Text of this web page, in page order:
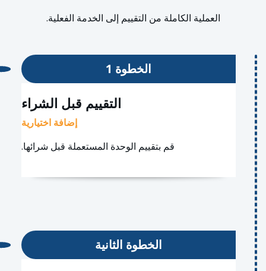
العملية الكاملة من التقييم إلى الخدمة الفعلية.
الخطوة 1
التقييم قبل الشراء
إضافة اختيارية
قم بتقييم الوحدة المستعملة قبل شرائها.
الخطوة الثانية